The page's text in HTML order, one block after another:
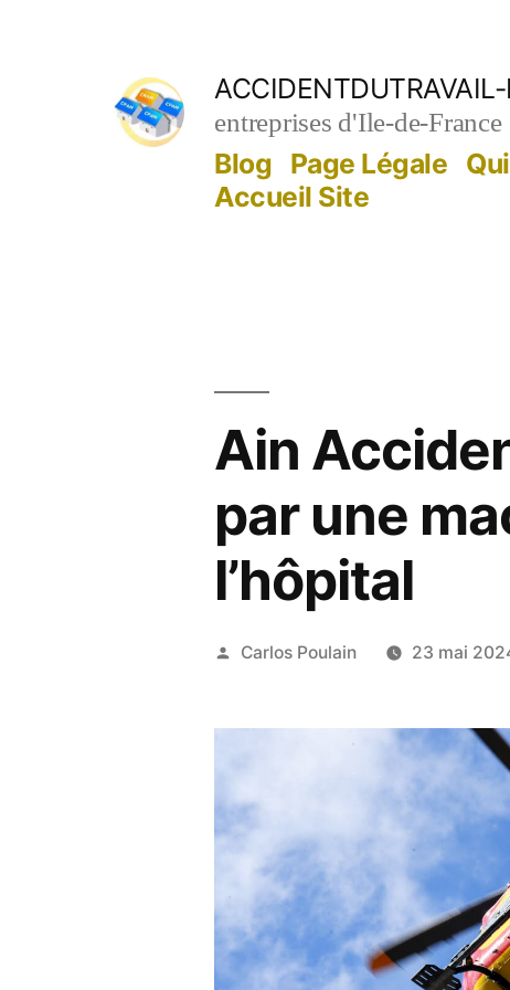
entreprises d'Ile-de-France
Blog Page Légale
Accueil Site
Ain
par une
l’hôpital
Publié
Carlos Poulain 23 mai